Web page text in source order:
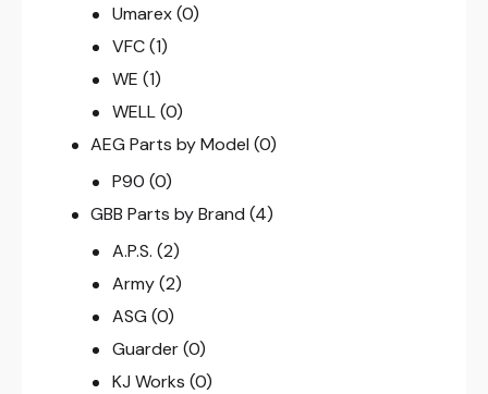
Umarex (0)
VFC (1)
WE (1)
WELL (0)
AEG Parts by Model (0)
P90 (0)
GBB Parts by Brand (4)
A.P.S. (2)
Army (2)
ASG (0)
Guarder (0)
KJ Works (0)